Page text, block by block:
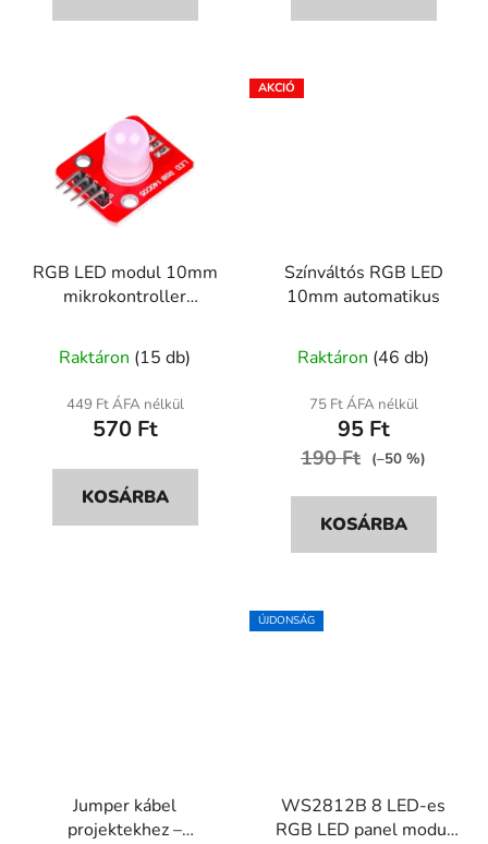
RGB LED modul 10mm
mikrokontroller
termék
átlagos
értékelése
ből
Raktáron (15 db)
449 Ft ÁFA nélkül
570 Ft
KOSÁRBA
Színváltós RGB LED
10mm automatikus
termék
átlagos
értékelése
5-
5,0
Raktáron (46 db)
75 Ft ÁFA nélkül
95 Ft
190 Ft (–50 %)
KOSÁRBA
Jumper kábel
projektekhez –
ÚJDONSÁG
WS2812B 8 LED-es
RGB LED panel modul